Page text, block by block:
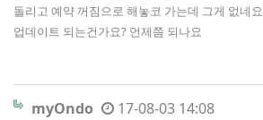
돌리고 예약 꺼짐으로 해놓코 가는데 그게 없네요
업데이트 되는건가요? 언제쯤 되나요
myOndo 17-08-03 14:08